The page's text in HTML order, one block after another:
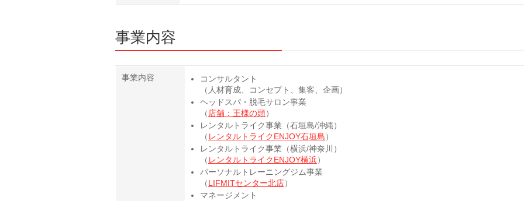
事業内容
事業内容
コンサルタント
（人材育成、コンセプト、集客、企画）
ヘッドスパ・脱毛サロン事業
（ 店舗：王様の頭）
レンタルトライク事業（石垣島/沖縄）
（ レンタルトライクENJOY石垣島 ）
レンタルトライク事業（横浜/神奈川）
（ レンタルトライクENJOY横浜）
パーソナルトレーニングジム事業
（
LIFMITセンター北店）
マネージメント